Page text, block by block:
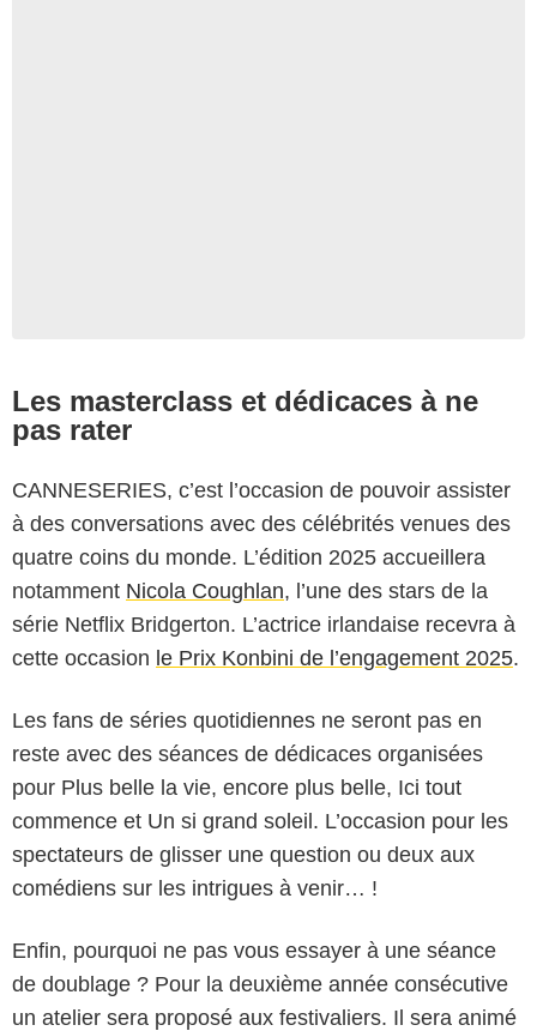
Les masterclass et dédicaces à ne
pas rater
CANNESERIES, c’est l’occasion de pouvoir assister
à des conversations avec des célébrités venues des
quatre coins du monde. L’édition 2025 accueillera
notamment Nicola Coughlan, l’une des stars de la
série Netflix Bridgerton. L’actrice irlandaise recevra à
cette occasion le Prix Konbini de l’engagement 2025.
Les fans de séries quotidiennes ne seront pas en
reste avec des séances de dédicaces organisées
pour Plus belle la vie, encore plus belle, Ici tout
commence et Un si grand soleil. L’occasion pour les
spectateurs de glisser une question ou deux aux
comédiens sur les intrigues à venir… !
Enfin, pourquoi ne pas vous essayer à une séance
de doublage ? Pour la deuxième année consécutive
un atelier sera proposé aux festivaliers. Il sera animé